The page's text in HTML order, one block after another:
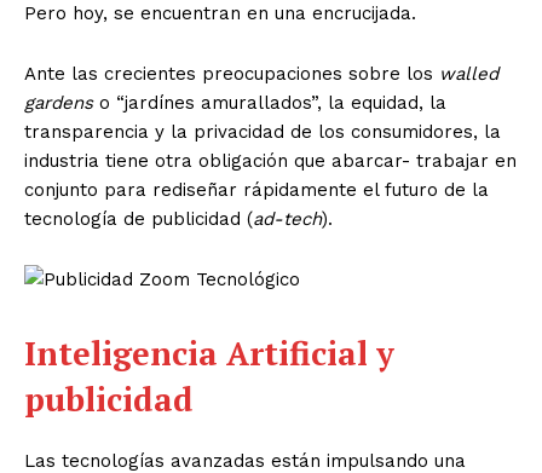
Pero hoy, se encuentran en una encrucijada.
Ante las crecientes preocupaciones sobre los walled
gardens o “jardínes amurallados”, la equidad, la
transparencia y la privacidad de los consumidores, la
industria tiene otra obligación que abarcar- trabajar en
conjunto para rediseñar rápidamente el futuro de la
tecnología de publicidad (ad-tech).
Inteligencia Artificial y
publicidad
Las tecnologías avanzadas están impulsando una